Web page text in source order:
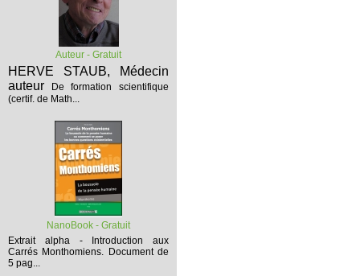
Auteur - Gratuit
HERVE STAUB, Médecin
auteur
De formation scientifique
(certif. de Math...
NanoBook - Gratuit
Extrait alpha - Introduction aux
Carrés Monthomiens. Document de
5 pag...